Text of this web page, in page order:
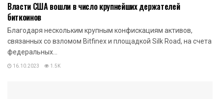
Власти США вошли в число крупнейших держателей
биткоинов
Благодаря нескольким крупным конфискациям активов,
связанных со взломом Bitfinex и площадкой Silk Road, на счета
федеральных...
16.10.2023 1.5K